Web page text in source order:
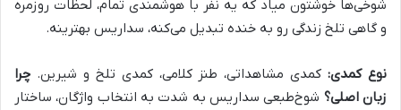
شوخی‌ها خوشتون میاد که یه نفر با هوشمندی تمام، لحظات روزمره
و گاهی تلخ زندگی رو به خنده تبدیل می‌کنه، سداریس بهترینه.
نوع کمدی:کمدی مشاهداتی، طنز کلامی، کمدی تلخ و شیرین. چرا
زبان اصلی؟ شوخ‌طبعی سداریس به شدت به انتخاب واژگان، ساختار